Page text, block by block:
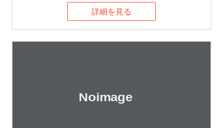
詳細を見る